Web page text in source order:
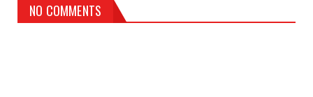
NO COMMENTS